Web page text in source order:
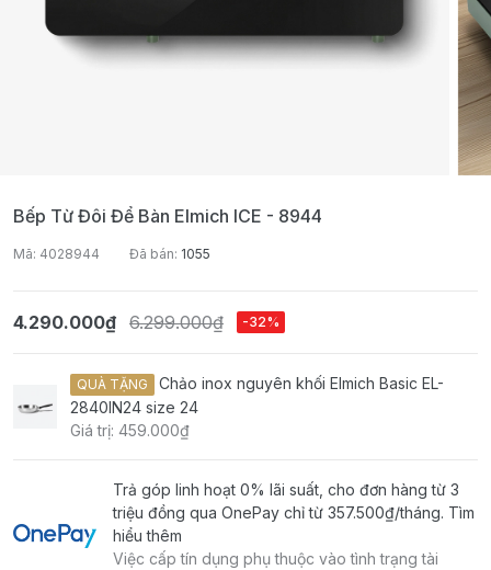
Bếp Từ Đôi Để Bàn Elmich ICE - 8944
Mã: 4028944 Đã bán: 1055
4.290.000₫ 6.299.000₫ -32%
QUÀ TẶNG
Chảo inox nguyên khối Elmich Basic EL-
2840IN24 size 24
Giá trị: 459.000₫
Trả góp linh hoạt 0% lãi suất, cho đơn hàng từ 3
triệu đồng qua OnePay chỉ từ 357.500₫/tháng. Tìm
hiểu thêm
Việc cấp tín dụng phụ thuộc vào tình trạng tài